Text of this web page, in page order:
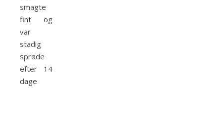
smagte
fint og
var
stadig
sprøde
efter 14
dage